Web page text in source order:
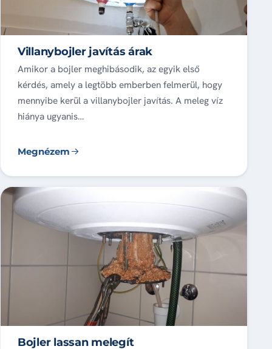
Villanybojler javítás árak
Amikor a bojler meghibásodik, az egyik első
kérdés, amely a legtöbb emberben felmerül, hogy
mennyibe kerül a villanybojler javítás. A meleg víz
hiánya ugyanis…
Megnézem
Bojler lassan melegít